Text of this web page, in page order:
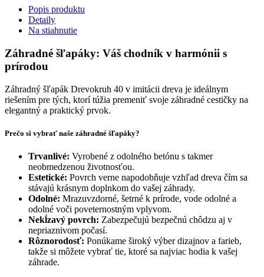
Popis produktu
Detaily
Na stiahnutie
Záhradné šľapáky: Váš chodník v harmónii s
prírodou
Záhradný šľapák Drevokruh 40 v imitácii dreva je ideálnym
riešením pre tých, ktorí túžia premeniť svoje záhradné cestičky na
elegantný a praktický prvok.
Prečo si vybrať naše záhradné šľapáky?
Trvanlivé: Vyrobené z odolného betónu s takmer
neobmedzenou životnosťou.
Estetické: Povrch verne napodobňuje vzhľad dreva čím sa
stávajú krásnym doplnkom do vašej záhrady.
Odolné: Mrazuvzdorné, šetrné k prírode, vode odolné a
odolné voči poveternostným vplyvom.
Nekĺzavý povrch: Zabezpečujú bezpečnú chôdzu aj v
nepriaznivom počasí.
Rôznorodosť: Ponúkame široký výber dizajnov a farieb,
takže si môžete vybrať tie, ktoré sa najviac hodia k vašej
záhrade.